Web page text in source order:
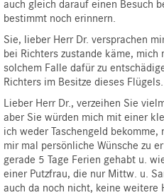
auch gleich darauf einen Besuch
bestimmt noch erinnern.
Sie, lieber Herr Dr. versprachen
bei Richters zustande käme,
solchem Falle dafür zu
Richters im Besitze dieses Flügels.
Lieber Herr Dr., verzeihen Sie
aber Sie würden mich mit einer
ich weder Taschengeld
mir mal persönliche Wünsche zu
gerade 5 Tage Ferien gehabt u.
einer Putzfrau, die nur Mittw. u.
auch da noch nicht, keine weitere